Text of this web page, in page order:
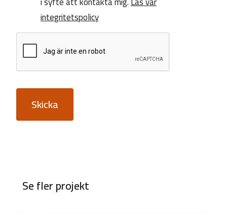
integritetspolicy
Skicka
Se fler projekt